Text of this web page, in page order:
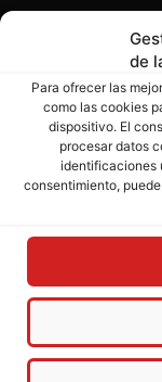
de
Para ofrecer las
como las cookies
dispositivo. El
procesar datos
identificaciones
consentimiento,
Director: José
José
Para preservar
admite
privadas.
colaboradores
nuestro trabajo
libertad y en
Usted puede